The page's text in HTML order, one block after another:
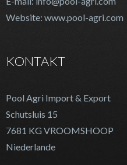
Website: www.pool-agri.com
KONTAKT
Pool Agri Import & Export
Schutsluis 15
7681 KG VROOMSHOOP
Niederlande